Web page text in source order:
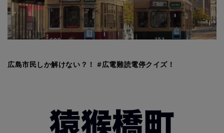
広島市民しか解けない？！ #広電難読電停クイズ！